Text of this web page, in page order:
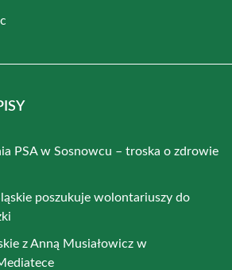
PSA w Sosnowcu – troska o zdrowie
poszukuje wolontariuszy do
z Anną Musiałowicz w